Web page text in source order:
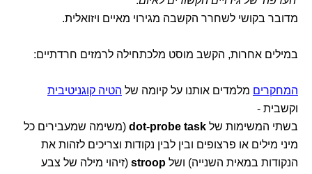
מדובר בקושי לשחרר הקשבה מגירוי מאיים ויזואלית.
במילים אחרות, הקשב מוסט מלכתחילה לרמזים חרדתיים:
המחקרים מלמדים אותנו על קיומה של הטיה קוגניטיבית
וקשבית -
בשתי המשימות של dot-probe task (משימה שמעבירים כל
מיני מילים או פרצופים ובין לבין נקודות וצריכים לזהות את
הנקודות במאית השנייה) ושל stroop (זיהוי מילה של צבע